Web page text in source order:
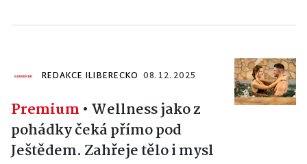
REDAKCE ILIBERECKO 08. 12. 2025
Premium • Wellness jako z
pohádky čeká přímo pod
Ještědem. Zahřeje tělo i mysl